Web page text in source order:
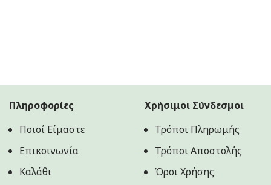
Πληροφορίες
Ποιοί Είμαστε
Επικοινωνία
Καλάθι
Χρήσιμοι Σύνδεσμοι
Τρόποι Πληρωμής
Τρόποι Αποστολής
Όροι Χρήσης